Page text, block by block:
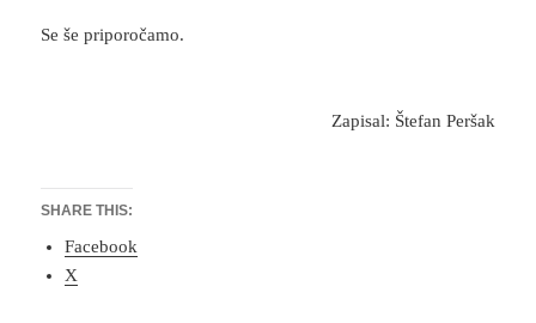
Se še priporočamo.
Zapisal: Štefan Peršak
SHARE THIS:
Facebook
X